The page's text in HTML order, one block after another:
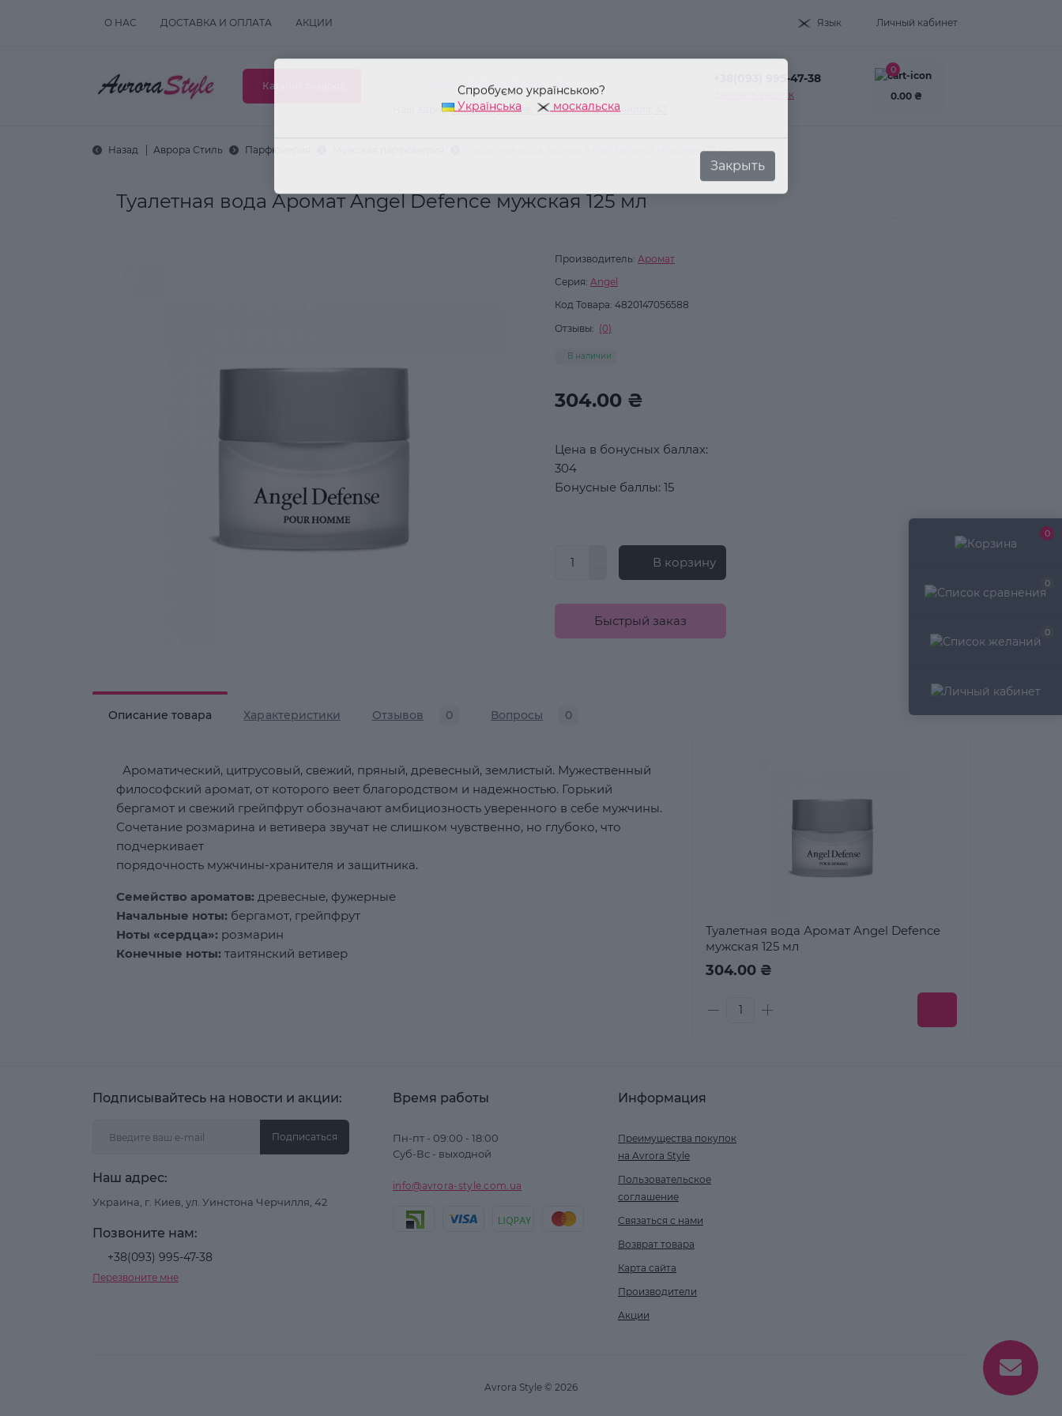
0
0
0
О НАС ДОСТАВКА И ОПЛАТА АКЦИИ Язык Личный кабинет
Каталог товаров
Наш адрес: Украина, г. Киев, ул. Уинстона Черчилля, 42
+38(093) 995-47-38
Заказать звонок
0
0.00 ₴
Назад Аврора Стиль Парфюмерия Туалетная вода Аромат Angel Defence мужская 125 мл
Туалетная вода Аромат Angel Defence мужская 125 мл
Производитель: Аромат
Серия: Angel
Код Товара: 4820147056588
Отзывы: (0)
В наличии
304.00 ₴
Цена в бонусных баллах:
304
Бонусные баллы: 15
В корзину
Быстрый заказ
Описание товара Характеристики Отзывов 0 Вопросы 0
Ароматический, цитрусовый, свежий, пряный, древесный, землистый. Мужественный
философский аромат, от которого веет благородством и надежностью. Горький
бергамот и свежий грейпфрут обозначают амбициозность уверенного в себе мужчины.
Сочетание розмарина и ветивера звучат не слишком чувственно, но глубоко, что
подчеркивает
порядочность мужчины-хранителя и защитника.
Семейство ароматов: древесные, фужерные
Начальные ноты: бергамот, грейпфрут
Ноты «сердца»: розмарин
Конечные ноты: таитянский ветивер
Туалетная вода Аромат Angel Defence
мужская 125 мл
304.00 ₴
Подписывайтесь на новости и акции:
Подписаться
Наш адрес:
Украина, г. Киев, ул. Уинстона Черчилля, 42
Позвоните нам:
+38(093) 995-47-38
Перезвоните мне
Время работы
Пн-пт - 09:00 - 18:00
Суб-Вс - выходной
info@avrora-style.com.ua
Информация
Преимущества покупок
на Avrora Style
Пользовательское
соглашение
Связаться с нами
Возврат товара
Карта сайта
Производители
Акции
Avrora Style © 2026